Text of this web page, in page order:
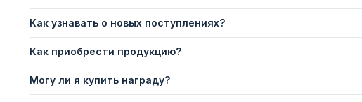
Как узнавать о новых поступлениях?
Как приобрести продукцию?
Могу ли я купить награду?